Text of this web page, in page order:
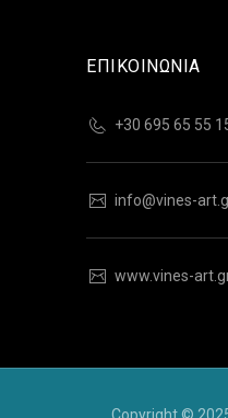
ΕΠΙΚΟΙΝΩΝΙΑ
+30 695 65 55
info@vines-
www.vines-